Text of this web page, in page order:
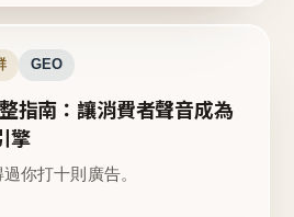
GEO
指南：讓消費者聲音成為
擎
你打十則廣告。